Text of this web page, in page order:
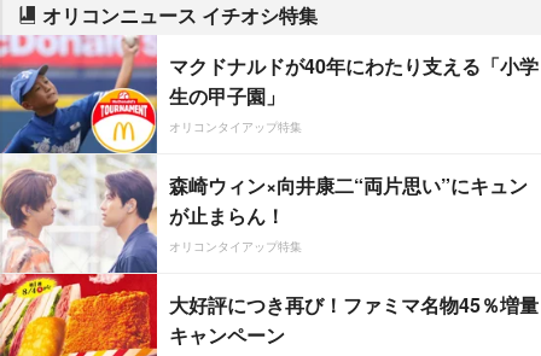
オリコンニュース イチオシ特集
マクドナルドが40年にわたり支える「小学
生の甲子園」
オリコンタイアップ特集
森崎ウィン×向井康二“両片思い”にキュン
が止まらん！
オリコンタイアップ特集
大好評につき再び！ファミマ名物45％増量
キャンペーン